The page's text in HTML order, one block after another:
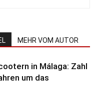
MEHR VOM AUTOR
in Málaga: Zahl
um das